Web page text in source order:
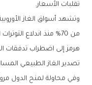
تقلبات الأسعار.
وتشهد أسواق الغاز
من 70% منذ اندلاع
هرمز إلى اضطراب تدفقات
تصدير الغاز الطبيعي
وفي محاولة لمنح الدول